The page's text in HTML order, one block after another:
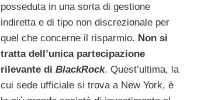
posseduta in una sorta di gestione
indiretta e di tipo non discrezionale per
quel che concerne il risparmio. Non si
tratta dell’unica partecipazione
rilevante di BlackRock. Quest’ultima, la
cui sede ufficiale si trova a New York, è